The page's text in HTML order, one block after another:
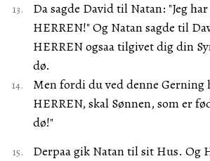
Da sagde David til Natan: "Jeg
HERREN!" Og Natan sagde til
HERREN ogsaa tilgivet dig din
dø.
Men fordi du ved denne Gerning
HERREN, skal Sønnen, som er
dø!"
Derpaa gik Natan til sit Hus. Og